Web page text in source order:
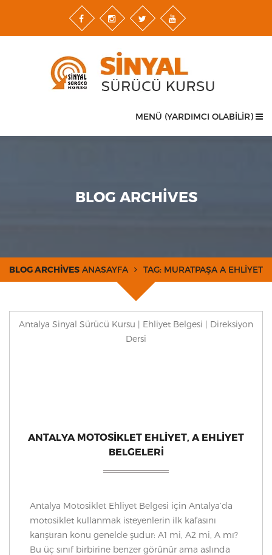
MENÜ (YARDIMCI OLABİLİR)
BLOG ARCHIVES
BLOG ARCHIVES ANASAYFA TAG: MURATPAŞA A EHLIYET
Antalya Sinyal Sürücü Kursu | Ehliyet Belgesi | Direksiyon
Dersi
ANTALYA MOTOSIKLET EHLIYET, A EHLIYET
BELGELERI
Antalya Motosiklet Ehliyet Belgesi için Antalya’da
motosiklet kullanmak isteyenlerin ilk kafasını
karıştıran konu genelde şudur: A1 mi, A2 mi, A mı?
Bu üç sınıf birbirine benzer görünür ama aslında